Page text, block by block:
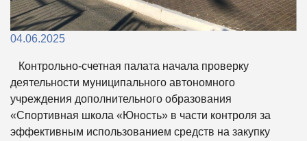
04.06.2025
Контрольно-счетная палата начала проверку
деятельности муниципального автономного
учреждения дополнительного образования
«Спортивная школа «Юность» в части контроля за
эффективным использованием средств на закупку